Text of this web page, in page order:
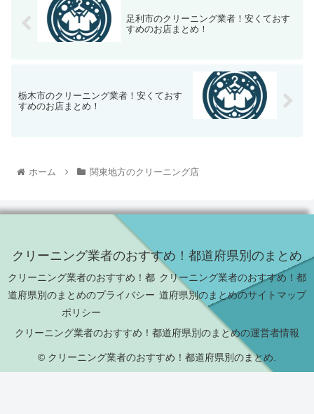
足利市のクリーニング業者！安くておす
すめのお店まとめ！
栃木市のクリーニング業者！安くておす
すめのお店まとめ！
ホーム 関東地方のクリーニング店
クリーニング業者のおすすめ！都道府県別のまとめ
クリーニング業者のおすすめ！都
道府県別のまとめのプライバシー
ポリシー
クリーニング業者のおすすめ！都
道府県別のまとめのサイトマップ
クリーニング業者のおすすめ！都道府県別のまとめの運営者情報
© クリーニング業者のおすすめ！都道府県別のまとめ.